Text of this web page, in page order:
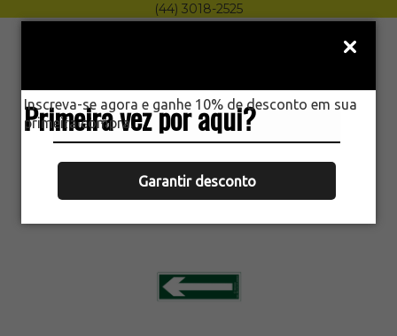
Primeira vez por aqui?
Inscreva-se agora e ganhe 10% de desconto em sua
primeira compra.
Garantir desconto
(44) 3018-2525
Menu
HOME
PLACA SINALIZAÇÃO
FOTOLUMINESCENTE SETA 20X07 C1